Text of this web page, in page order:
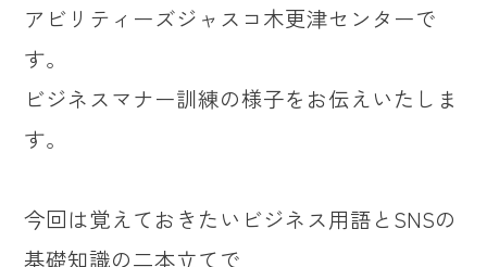
アビリティーズジャスコ木更津センターで
す。
ビジネスマナー訓練の様子をお伝えいたしま
す。
今回は覚えておきたいビジネス用語とSNSの
基礎知識の二本立てで